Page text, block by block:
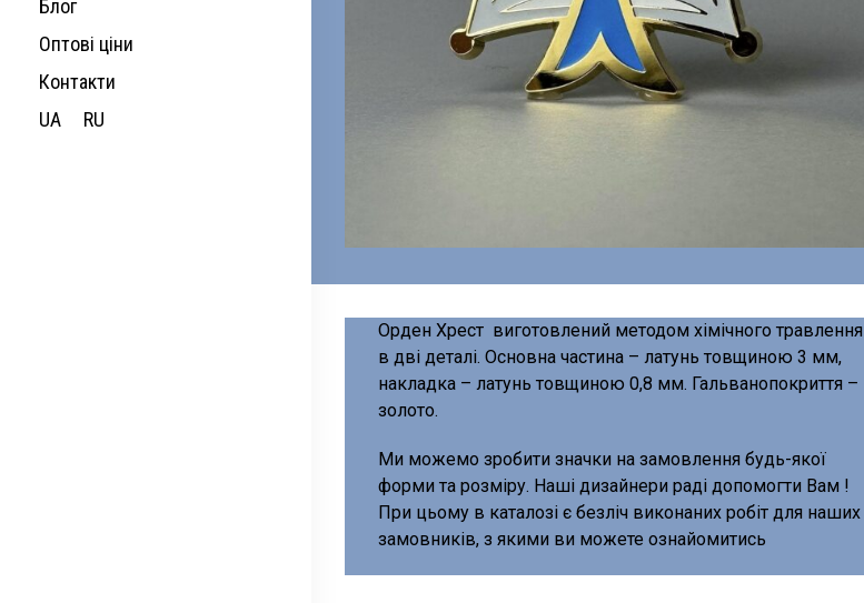
Блог
Оптові ціни
Контакти
UA
RU
Орден Хрест виготовлений методом хімічного травлення
в дві деталі. Основна частина – латунь товщиною 3 мм,
накладка – латунь товщиною 0,8 мм. Гальванопокриття –
золото.
Ми можемо зробити значки на замовлення будь-якої
форми та розміру. Наші дизайнери раді допомогти Вам !
При цьому в каталозі є безліч виконаних робіт для наших
замовників, з якими ви можете ознайомитись